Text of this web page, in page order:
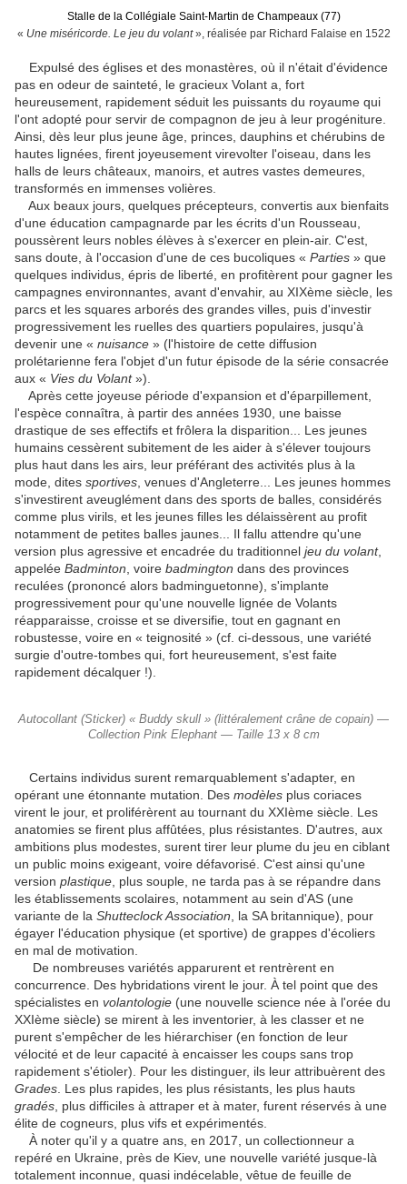
Stalle de la Collégiale Saint-Martin de Champeaux (77)
« Une miséricorde. Le jeu du volant», réalisée par Richard Falaise en 1522
Expulsé des églises et des monastères, où il n'était d'évidence
pas en odeur de sainteté, le gracieux Volant a, fort
heureusement, rapidement séduit les puissants du royaume qui
l'ont adopté pour servir de compagnon de jeu à leur progéniture.
Ainsi, dès leur plus jeune âge, princes, dauphins et chérubins de
hautes lignées, firent joyeusement virevolter l'oiseau, dans les
halls de leurs châteaux, manoirs, et autres vastes demeures,
transformés en immenses volières.
Aux beaux jours, quelques précepteurs, convertis aux bienfaits
d'une éducation campagnarde par les écrits d'un Rousseau,
poussèrent leurs nobles élèves à s'exercer en plein-air. C'est,
sans doute, à l'occasion d'une de ces bucoliques « Parties » que
quelques individus, épris de liberté, en profitèrent pour gagner les
campagnes environnantes, avant d'envahir, au XIXème siècle, les
parcs et les squares arborés des grandes villes, puis d'investir
progressivement les ruelles des quartiers populaires, jusqu'à
devenir une « nuisance » (l'histoire de cette diffusion
prolétarienne fera l'objet d'un futur épisode de la série consacrée
aux « Vies du Volant»).
Après cette joyeuse période d'expansion et d'éparpillement,
l'espèce connaîtra, à partir des années 1930, une baisse
drastique de ses effectifs et frôlera la disparition... Les jeunes
humains cessèrent subitement de les aider à s'élever toujours
plus haut dans les airs, leur préférant des activités plus à la
mode, dites sportives , venues d'Angleterre... Les jeunes hommes
s'investirent aveuglément dans des sports de balles, considérés
comme plus virils, et les jeunes filles les délaissèrent au profit
notamment de petites balles jaunes... Il fallu attendre qu'une
version plus agressive et encadrée du traditionnel jeu du volant,
appelée Badminton , voire badmington dans des provinces
reculées (prononcé alors badminguetonne), s'implante
progressivement pour qu'une nouvelle lignée de Volants
réapparaisse, croisse et se diversifie, tout en gagnant en
robustesse, voire en « teignosité » (cf. ci-dessous, une variété
surgie d'outre-tombes qui, fort heureusement, s'est faite
rapidement décalquer !).
Autocollant (Sticker) « Buddy skull » (littéralement crâne de copain) —
Collection Pink Elephant — Taille 13 x 8 cm
Certains individus surent remarquablement s'adapter, en
opérant une étonnante mutation. Des modèles plus coriaces
virent le jour, et proliférèrent au tournant du XXIème siècle. Les
anatomies se firent plus affûtées, plus résistantes. D'autres, aux
ambitions plus modestes, surent tirer leur plume du jeu en ciblant
un public moins exigeant, voire défavorisé. C'est ainsi qu'une
version plastique , plus souple, ne tarda pas à se répandre dans
les établissements scolaires, notamment au sein d'AS (une
variante de la Shutteclock Association , la SA britannique), pour
égayer l'éducation physique (et sportive) de grappes d'écoliers
en mal de motivation.
De nombreuses variétés apparurent et rentrèrent en
concurrence. Des hybridations virent le jour. À tel point que des
spécialistes en volantologie (une nouvelle science née à l'orée du
XXIème siècle) se mirent à les inventorier, à les classer et ne
purent s'empêcher de les hiérarchiser (en fonction de leur
vélocité et de leur capacité à encaisser les coups sans trop
rapidement s'étioler). Pour les distinguer, ils leur attribuèrent des
Grades . Les plus rapides, les plus résistants, les plus hauts
gradés , plus difficiles à attraper et à mater, furent réservés à une
élite de cogneurs, plus vifs et expérimentés.
À noter qu'il y a quatre ans, en 2017, un collectionneur a
repéré en Ukraine, près de Kiev, une nouvelle variété jusque-là
totalement inconnue, quasi indécelable, vêtue de feuille de